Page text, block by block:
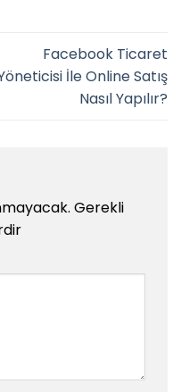
Facebook Ticaret
İle Online Satış
Nasıl Yapılır?
Gerekli